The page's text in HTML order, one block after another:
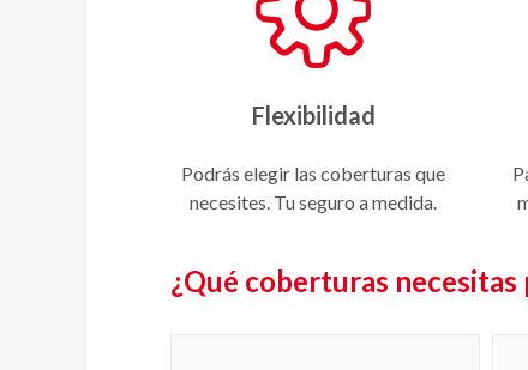
Flexibilidad
Podrás elegir las coberturas que
necesites. Tu seguro a medida.
¿Qué coberturas